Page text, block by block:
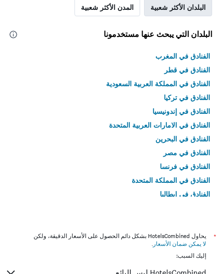
البلدان الأكثر شعبية المدن الأكثر شعبية
البلدان التي يبحث عنها مستخدمونا
الفنادق في المغرب
الفنادق في قطر
الفنادق في المملكة العربية السعودية
الفنادق في تركيا
الفنادق في إندونيسيا
الفنادق في الامارات العربية المتحدة
الفنادق في البحرين
الفنادق في مصر
الفنادق في فرنسا
الفنادق في المملكة المتحدة
الفنادق في إيطاليا
*
يحاول HotelsCombined بشكل دائم الحصول على الأسعار الدقيقة، ولكن
لا يمكن ضمان الأسعار .
إليك السبب: